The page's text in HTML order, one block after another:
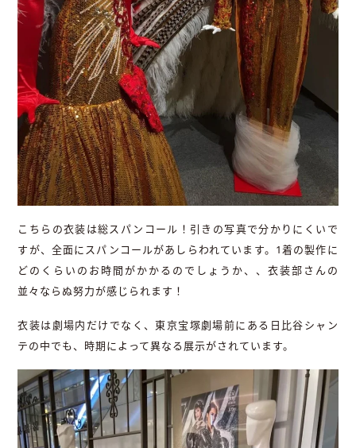
こちらの衣装は総スパンコール！引きの写真で分かりにくいで
すが、全面にスパンコールがあしらわれています。 1着の製作に
どのくらいのお時間がかかるのでしょうか、、衣装部さんの
並々ならぬ努力が感じられます！
衣装は劇場内だけでなく、東京宝塚劇場前にある日比谷シャン
テの中でも、時期によって異なる展示がされています。